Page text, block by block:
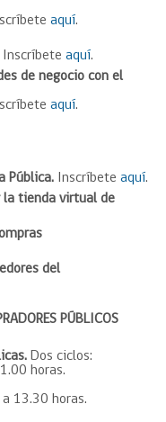
aquí.
aquí.
de negocio con el
aquí.
Pública. Inscríbete aquí.
la tienda virtual de
del
PÚBLICOS
Dos ciclos:
horas.
13.30 horas.